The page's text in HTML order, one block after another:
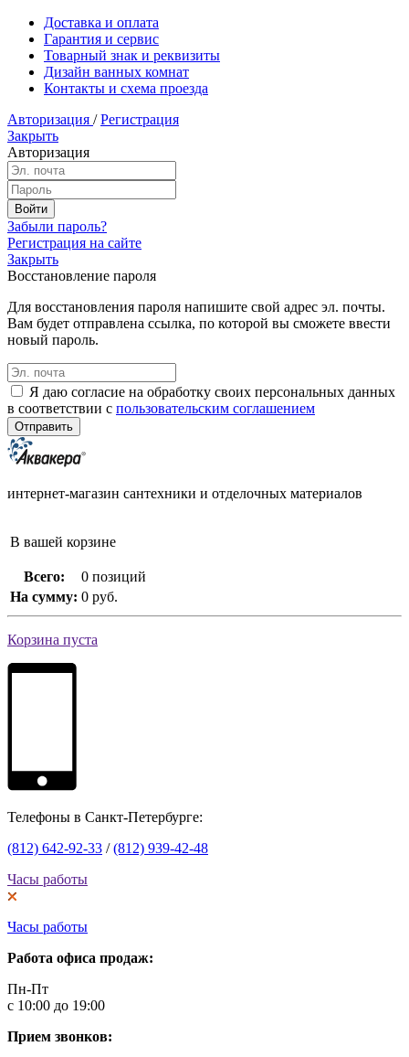
Доставка и оплата
Гарантия и сервис
Товарный знак и реквизиты
Дизайн ванных комнат
Контакты и схема проезда
Авторизация / Регистрация
Закрыть
Авторизация
Забыли пароль?
Регистрация на сайте
Закрыть
Восстановление пароля
Для восстановления пароля напишите свой адрес эл. почты.
Вам будет отправлена ссылка, по которой вы сможете ввести
новый пароль.
Я даю согласие на обработку своих персональных данных
в соответствии с пользовательским соглашением
интернет-магазин сантехники и отделочных материалов
В вашей корзине
Всего:
0 позиций
На сумму: 0 руб.
Корзина пуста
Телефоны в Санкт-Петербурге:
(812) 642-92-33 /(812) 939-42-48
Часы работы
Часы работы
Работа офиса продаж:
Пн-Пт
с 10:00 до 19:00
Прием звонков: